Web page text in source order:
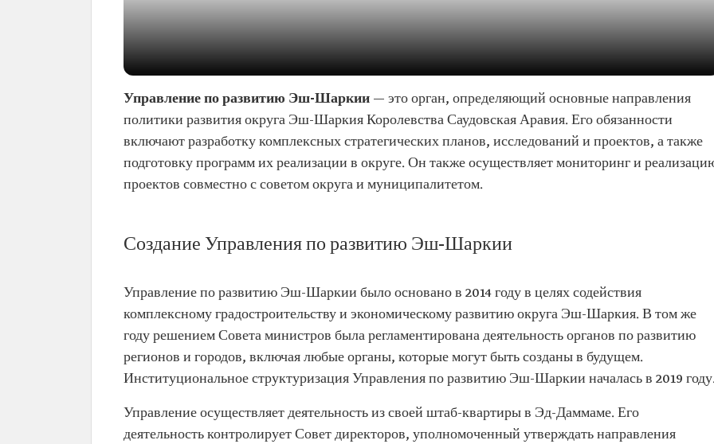
Управление по развитию Эш-Шаркии — это орган, определяющий основные направления
политики развития округа Эш-Шаркия Королевства Саудовская Аравия. Его обязанности
включают разработку комплексных стратегических планов, исследований и проектов, а также
подготовку программ их реализации в округе. Он также осуществляет мониторинг и
проектов совместно с советом округа и муниципалитетом.
Создание Управления по развитию Эш-Шаркии
Управление по развитию Эш-Шаркии было основано в 2014 году в целях содействия
комплексному градостроительству и экономическому развитию округа Эш-Шаркия. В том же
году решением Совета министров была регламентирована деятельность органов по развитию
регионов и городов, включая любые органы, которые могут быть созданы в будущем.
Институциональное структуризация Управления по развитию Эш-Шаркии началась в 2019
Управление осуществляет деятельность из своей штаб-квартиры в Эд-Даммаме. Его
деятельность контролирует Совет директоров, уполномоченный утверждать направления